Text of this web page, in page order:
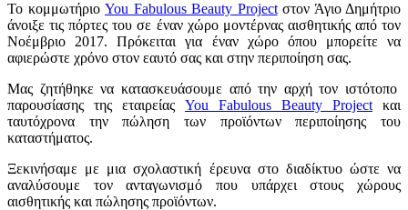
Το κομμωτήριο You Fabulous Beauty Projectστον Άγιο Δημήτριο
άνοιξε τις πόρτες του σε έναν χώρο μοντέρνας αισθητικής από τον
Νοέμβριο 2017. Πρόκειται για έναν χώρο όπου μπορείτε να
αφιερώστε χρόνο στον εαυτό σας και στην περιποίηση σας.
Μας ζητήθηκε να κατασκευάσουμε από την αρχή τον ιστότοπο
παρουσίασης της εταιρείας You Fabulous Beauty Project και
ταυτόχρονα την πώληση των προϊόντων περιποίησης του
καταστήματος.
Ξεκινήσαμε με μια σχολαστική έρευνα στο διαδίκτυο ώστε να
αναλύσουμε τον ανταγωνισμό που υπάρχει στους χώρους
αισθητικής και πώλησης προϊόντων.